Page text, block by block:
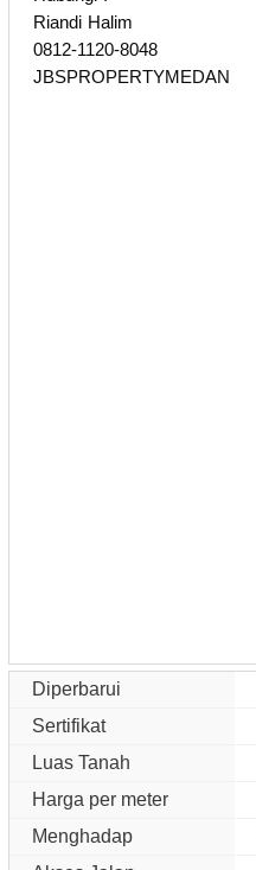
Riandi Halim
0812-1120-8048
JBSPROPERTYMEDAN
Diperbarui
Sertifikat
Luas Tanah
Harga per meter
Menghadap